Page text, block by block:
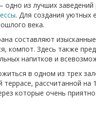
одно из лучших
. Для создания уютных
века.
составляют
компот. Здесь также
напитков и
в одном из трех
рассчитанной
которые очень